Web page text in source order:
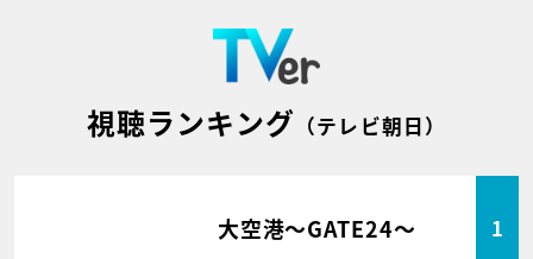
視聴ランキング （テレビ朝日）
大空港～GATE24～ 1